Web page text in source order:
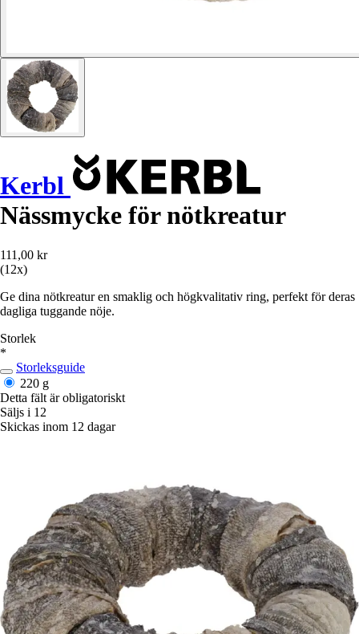
Kerbl
Nässmycke för nötkreatur
111,00 kr
(12x)
Ge dina nötkreatur en smaklig och högkvalitativ ring, perfekt för deras
dagliga tuggande nöje.
Storlek
*
Storleksguide
220 g
Detta fält är obligatoriskt
Säljs i 12
Skickas inom 12 dagar